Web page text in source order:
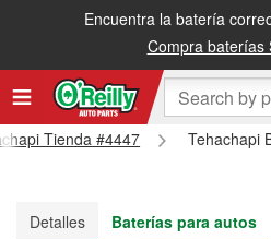
Encuentra la batería
Compra baterías
Recibe tu orden gratis al día
Tienda #4447
Tehachapi
Detalles
Baterías para autos